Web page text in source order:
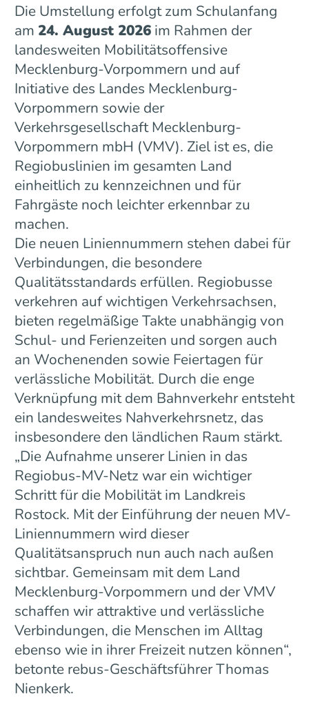
Die Umstellung erfolgt zum Schulanfang
am 24. August 2026im Rahmen der
landesweiten Mobilitätsoffensive
Mecklenburg-Vorpommern und auf
Initiative des Landes Mecklenburg-
Vorpommern sowie der
Verkehrsgesellschaft Mecklenburg-
Vorpommern mbH (VMV). Ziel ist es, die
Regiobuslinien im gesamten Land
einheitlich zu kennzeichnen und für
Fahrgäste noch leichter erkennbar zu
machen.
Die neuen Liniennummern stehen dabei für
Verbindungen, die besondere
Qualitätsstandards erfüllen. Regiobusse
verkehren auf wichtigen Verkehrsachsen,
bieten regelmäßige Takte unabhängig von
Schul- und Ferienzeiten und sorgen auch
an Wochenenden sowie Feiertagen für
verlässliche Mobilität. Durch die enge
Verknüpfung mit dem Bahnverkehr entsteht
ein landesweites Nahverkehrsnetz, das
insbesondere den ländlichen Raum stärkt.
„Die Aufnahme unserer Linien in das
Regiobus-MV-Netz war ein wichtiger
Schritt für die Mobilität im Landkreis
Rostock. Mit der Einführung der neuen MV-
Liniennummern wird dieser
Qualitätsanspruch nun auch nach außen
sichtbar. Gemeinsam mit dem Land
Mecklenburg-Vorpommern und der VMV
schaffen wir attraktive und verlässliche
Verbindungen, die Menschen im Alltag
ebenso wie in ihrer Freizeit nutzen können“,
betonte rebus-Geschäftsführer Thomas
Nienkerk.